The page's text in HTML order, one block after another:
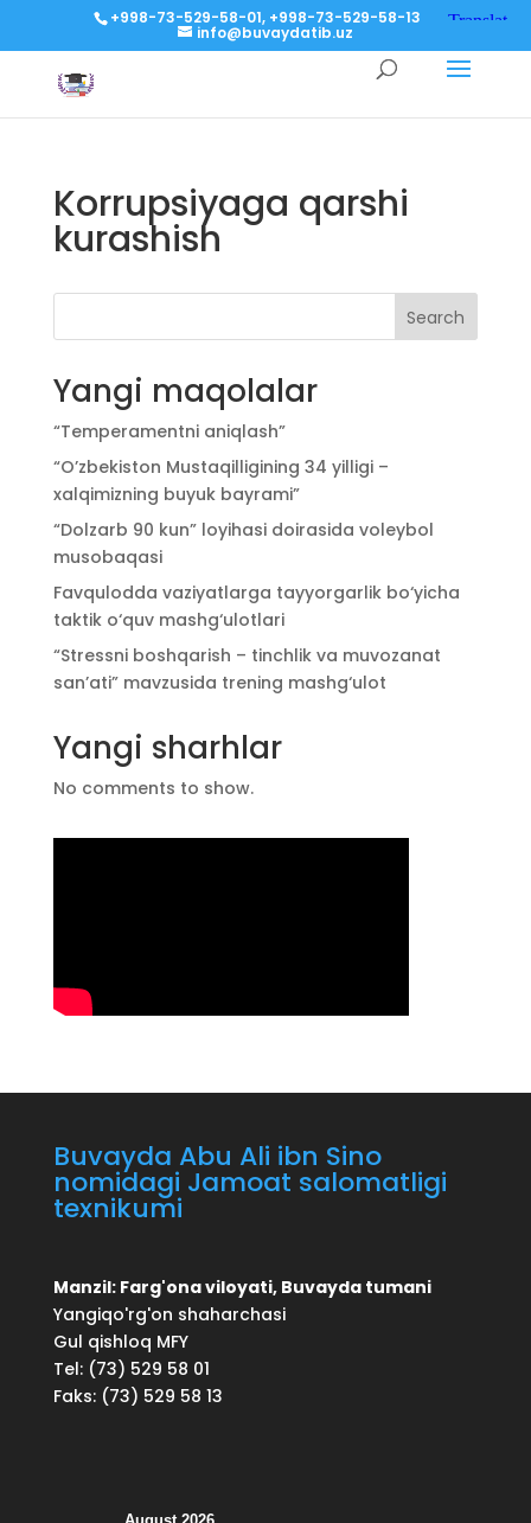
+998-73-529-58-01, +998-73-529-58-13
info@buvaydatib.uz
Korrupsiyaga qarshi
kurashish
Search
Yangi maqolalar
“Temperamentni aniqlash”
“O’zbekiston Mustaqilligining 34 yilligi –
xalqimizning buyuk bayrami”
“Dolzarb 90 kun” loyihasi doirasida voleybol
musobaqasi
Favqulodda vaziyatlarga tayyorgarlik bo‘yicha
taktik o‘quv mashg‘ulotlari
“Stressni boshqarish – tinchlik va muvozanat
san’ati” mavzusida trening mashg‘ulot
Yangi sharhlar
No comments to show.
Buvayda Abu Ali ibn Sino
nomidagi Jamoat salomatligi
texnikumi
Manzil: Farg'ona viloyati, Buvayda tumani
Yangiqo'rg'on shaharchasi
Gul qishloq MFY
Tel: (73) 529 58 01
Faks: (73) 529 58 13